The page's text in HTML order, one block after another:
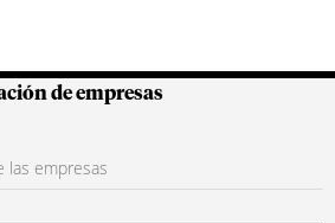
Colombianas
de empresas